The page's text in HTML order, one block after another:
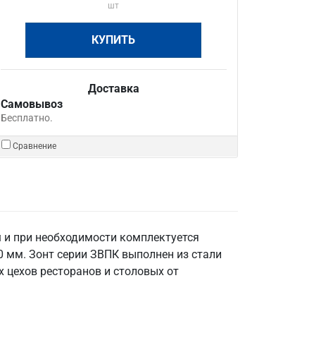
шт
КУПИТЬ
Доставка
Самовывоз
Бесплатно.
Сравнение
при необходимости комплектуется
Зонт серии ЗВПК выполнен из стали
цехов ресторанов и столовых от